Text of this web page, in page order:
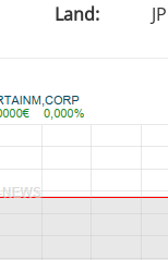
Land: JP